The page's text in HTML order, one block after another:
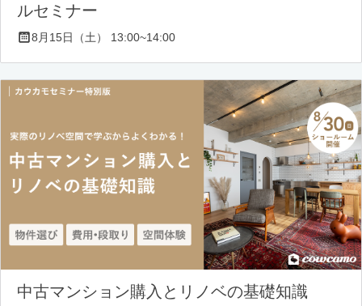
ルセミナー
8月15日（土） 13:00~14:00
中古マンション購入とリノベの基礎知識